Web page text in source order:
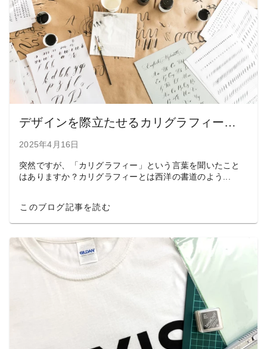
デザインを際立たせるカリグラフィーの種類と美しいフリーフォント7選
2025年4月16日
突然ですが、「カリグラフィー」という言葉を聞いたこと
はありますか？カリグラフィーとは西洋の書道のよう...
このブログ記事を読む